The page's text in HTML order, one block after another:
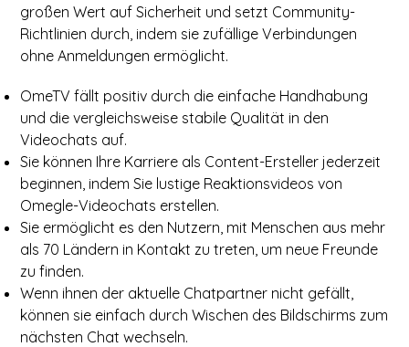
großen Wert auf Sicherheit und setzt Community-
Richtlinien durch, indem sie zufällige Verbindungen
ohne Anmeldungen ermöglicht.
OmeTV fällt positiv durch die einfache Handhabung
und die vergleichsweise stabile Qualität in den
Videochats auf.
Sie können Ihre Karriere als Content-Ersteller jederzeit
beginnen, indem Sie lustige Reaktionsvideos von
Omegle-Videochats erstellen.
Sie ermöglicht es den Nutzern, mit Menschen aus mehr
als 70 Ländern in Kontakt zu treten, um neue Freunde
zu finden.
Wenn ihnen der aktuelle Chatpartner nicht gefällt,
können sie einfach durch Wischen des Bildschirms zum
nächsten Chat wechseln.